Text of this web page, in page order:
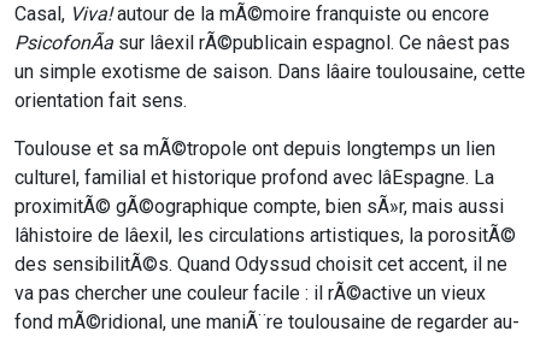
Casal, Viva!autour de la mÃ©moire franquiste ou encore
PsicofonÃ­a sur lâexil rÃ©publicain espagnol. Ce nâest pas
un simple exotisme de saison. Dans lâaire toulousaine, cette
orientation fait sens.
Toulouse et sa mÃ©tropole ont depuis longtemps un lien
culturel, familial et historique profond avec lâEspagne. La
proximitÃ© gÃ©ographique compte, bien sÃ»r, mais aussi
lâhistoire de lâexil, les circulations artistiques, la porositÃ©
des sensibilitÃ©s. Quand Odyssud choisit cet accent, il ne
va pas chercher une couleur facile : il rÃ©active un vieux
fond mÃ©ridional, une maniÃ¨re toulousaine de regarder au-